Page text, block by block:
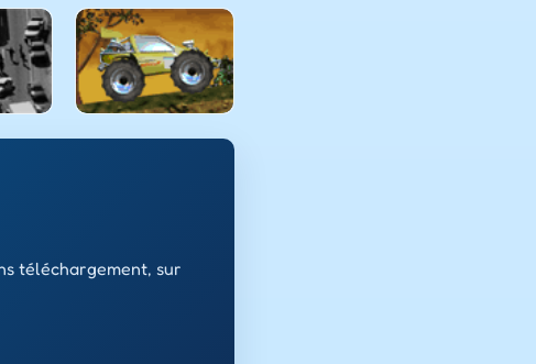
téléchargement, sur